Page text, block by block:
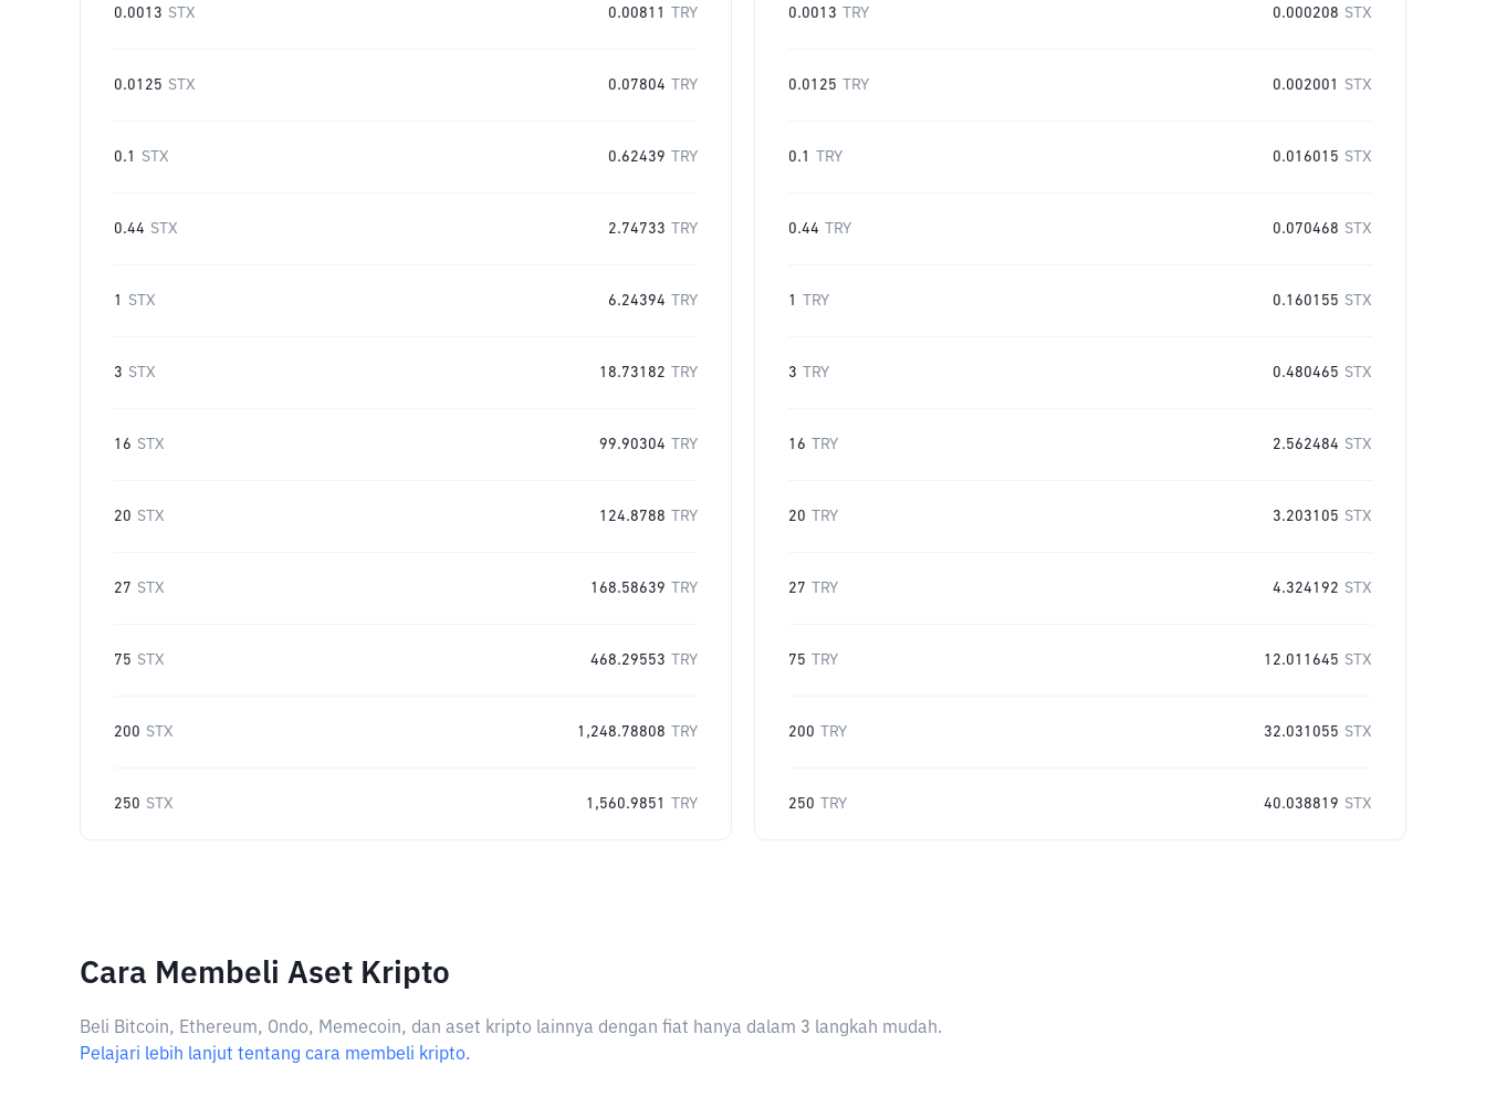
0.0013 STX 0.00811 TRY
0.0125 STX 0.07804 TRY
0.1 STX 0.62439 TRY
0.44 STX 2.74733 TRY
1 STX 6.24394 TRY
3 STX 18.73182 TRY
16 STX 99.90304 TRY
20 STX 124.8788 TRY
27 STX 168.58639 TRY
75 STX 468.29553 TRY
200 STX 1,248.78808 TRY
250 STX 1,560.9851 TRY
0.0013 TRY 0.000208 STX
0.0125 TRY 0.002001 STX
0.1 TRY 0.016015 STX
0.44 TRY 0.070468 STX
1 TRY 0.160155 STX
3 TRY 0.480465 STX
16 TRY 2.562484 STX
20 TRY 3.203105 STX
27 TRY 4.324192 STX
75 TRY 12.011645 STX
200 TRY 32.031055 STX
250 TRY 40.038819 STX
Cara Membeli Aset Kripto
Beli Bitcoin, Ethereum, Ondo, Memecoin, dan aset kripto lainnya dengan fiat hanya dalam 3 langkah mudah.
Pelajari lebih lanjut tentang cara membeli kripto.